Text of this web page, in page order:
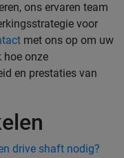
ons ervaren team
voor
met ons op om uw
hoe onze
en prestaties van
drive shaft nodig?